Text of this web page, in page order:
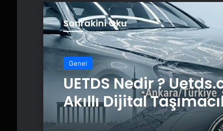
Sonrakini Oku
Genel
UETDS Nedir ?
Akıllı Dijital
Yazılımı